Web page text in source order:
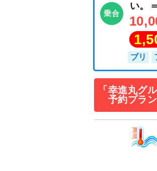
☆
釣
方
い
「幸進丸グ
予約プラ